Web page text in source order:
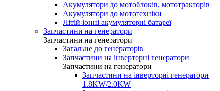
Акумулятори до мотоблоків, мототракторів
Акумулятори до мототехніки
Літій-іонні акумуляторні батареї
Запчастини на генератори
Запчастини на генератори
Загальне до генераторів
Запчастини на інверторні генератори
Запчастини на генератори
Запчастини на інверторні генератори
1.8KW/2.0KW